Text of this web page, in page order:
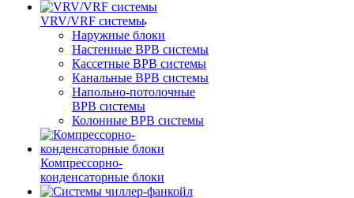
VRV/VRF системы
Наружные блоки
Настенные ВРВ системы
Кассетные ВРВ системы
Канальные ВРВ системы
Напольно-потолочные
ВРВ системы
Колонные ВРВ системы
Компрессорно-
конденсаторные блоки